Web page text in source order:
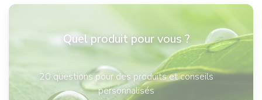
Quel produit pour vous ?
20 questions pour des produits et conseils
personnalisés